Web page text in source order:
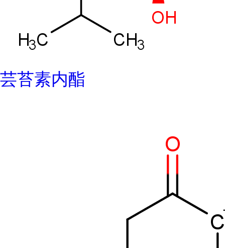
芸苔素内酯